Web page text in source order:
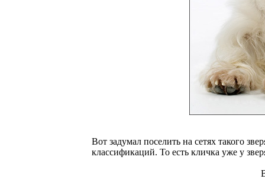
Вот задумал поселить на сетях такого
классификаций. То есть кличка уже у